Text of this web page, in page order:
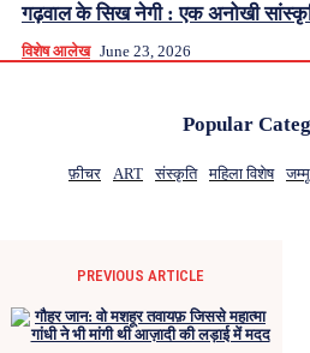
गढ़वाल के सिख नेगी : एक अनोखी
विशेष आलेख June 23, 2026
Popular
फ़ीचर ART संस्कृति महिला विशेष
PREVIOUS ARTICLE